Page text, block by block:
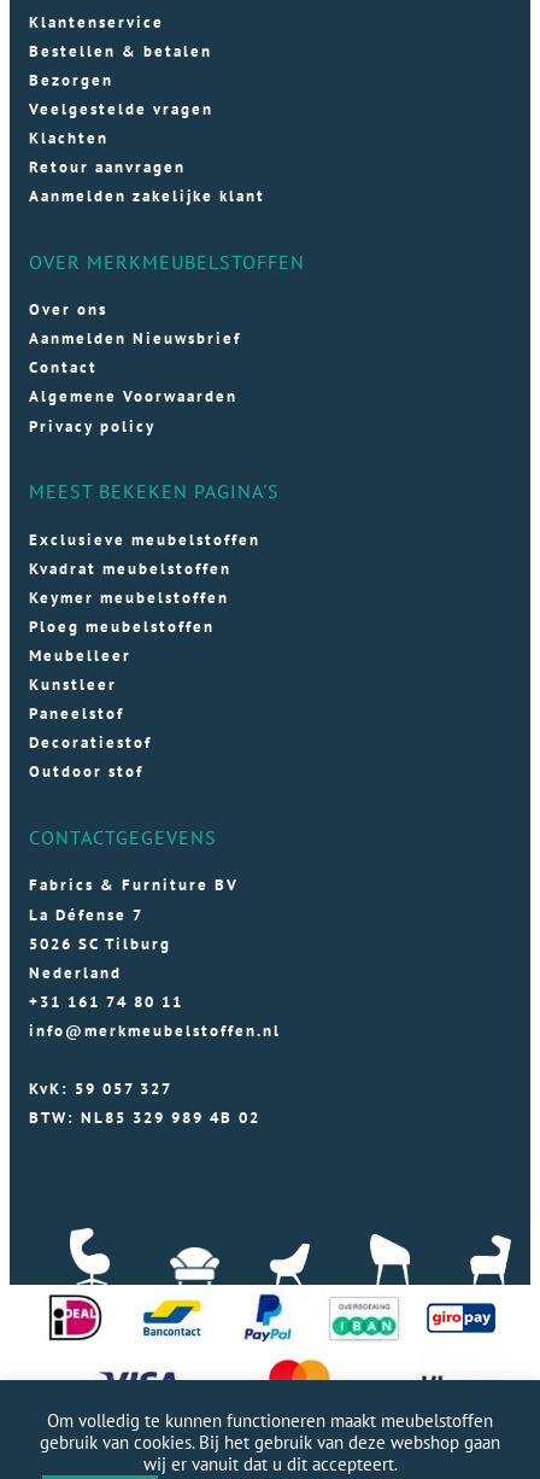
Klantenservice
Bestellen & betalen
Bezorgen
Veelgestelde vragen
Klachten
Retour aanvragen
Aanmelden zakelijke klant
OVER MERKMEUBELSTOFFEN
Over ons
Aanmelden Nieuwsbrief
Contact
Algemene Voorwaarden
Privacy policy
MEEST BEKEKEN PAGINA'S
Exclusieve meubelstoffen
Kvadrat meubelstoffen
Keymer meubelstoffen
Ploeg meubelstoffen
Meubelleer
Kunstleer
Paneelstof
Decoratiestof
Outdoor stof
CONTACTGEGEVENS
Fabrics & Furniture BV
La Défense 7
5026 SC Tilburg
Nederland
+31 161 74 80 11
info@merkmeubelstoffen.nl
KvK: 59 057 327
BTW: NL85 329 989 4B 02
Professionele WordPress website door Webworx
Om volledig te kunnen functioneren maakt meubelstoffen
gebruik van cookies. Bij het gebruik van deze webshop gaan
wij er vanuit dat u dit accepteert.